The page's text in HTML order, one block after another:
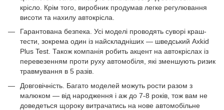
крісло. Крім того, виробник продумав легке регулювання
висоти та нахилу автокрісла.
Гарантована безпека. Усі моделі проводять суворі краш-
тести, зокрема один із найскладніших — шведський Axkid
Plus Test. Також компанія робить акцент на автокріслах із
перевезенням проти руху автомобіля, які зменшують ризик
травмування в 5 разів.
Довговічність. Багато моделей можуть рости разом з
малюком — від народження і аж до 7-8 років, тож вам не
доведеться щороку витрачатись на нове автомобільне